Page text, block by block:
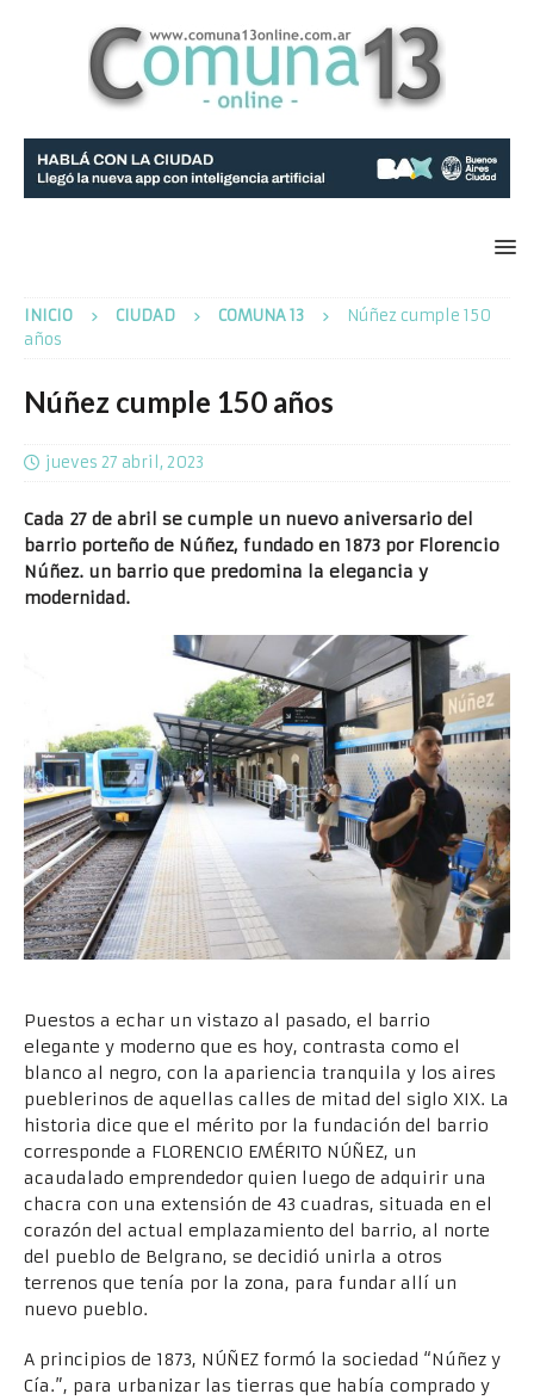
INICIO CIUDAD COMUNA 13
Núñez cumple 150
años
Núñez cumple 150 años
jueves 27 abril, 2023
Cada 27 de abril se cumple un nuevo aniversario del
barrio porteño de Núñez, fundado en 1873 por Florencio
Núñez. un barrio que predomina la elegancia y
modernidad.
Puestos a echar un vistazo al pasado, el barrio
elegante y moderno que es hoy, contrasta como el
blanco al negro, con la apariencia tranquila y los aires
pueblerinos de aquellas calles de mitad del siglo XIX. La
historia dice que el mérito por la fundación del barrio
corresponde a FLORENCIO EMÉRITO NÚÑEZ, un
acaudalado emprendedor quien luego de adquirir una
chacra con una extensión de 43 cuadras, situada en el
corazón del actual em­plazamiento del barrio, al norte
del pueblo de Belgrano, se decidió unirla a otros
terrenos que tenía por la zona, para fundar allí un
nuevo pueblo.
A principios de 1873, NÚÑEZ formó la sociedad “Núñez y
Cía.”, para urbanizar las tierras que había comprado y